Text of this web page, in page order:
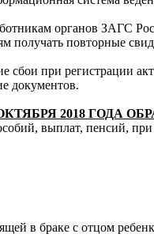
органов ЗАГС
получать повторные
при регистрации
документов.
2018 ГОДА
выплат, пенсий,
в браке с отцом